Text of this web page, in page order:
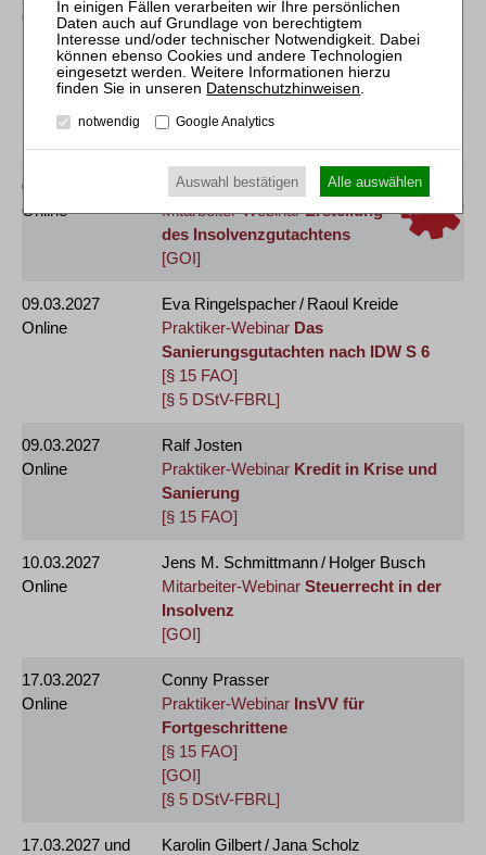
Online
in die Bearbeitung der
Insolvenztabelle
[GOI]
März 2027
02.03.2027
Online
Marcel Heinol
Mitarbeiter-WebinarErstellung
des Insolvenzgutachtens
[GOI]
09.03.2027
Online
Eva Ringelspacher / Raoul Kreide
Praktiker-Webinar Das
Sanierungsgutachten nach IDW S 6
[§ 15 FAO]
[§ 5 DStV-FBRL]
09.03.2027
Online
Ralf Josten
Praktiker-Webinar Kredit in Krise und
Sanierung
[§ 15 FAO]
10.03.2027
Online
Jens M. Schmittmann / Holger Busch
Mitarbeiter-Webinar Steuerrecht in der
Insolvenz
[GOI]
17.03.2027
Online
Conny Prasser
Praktiker-Webinar InsVV für
Fortgeschrittene
[§ 15 FAO]
[GOI]
[§ 5 DStV-FBRL]
17.03.2027 und
Karolin Gilbert / Jana Scholz
Datenschutzhinweisen
notwendig Google Analytics
Auswahl bestätigen Alle auswählen